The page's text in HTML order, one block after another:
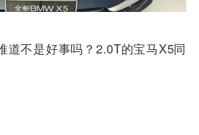
不是好事吗？2.0T的宝马X5同